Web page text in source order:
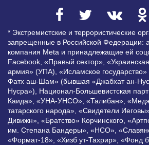
* Экстремистские и террористические
запрещенные в Российской Федерации:
компания Meta и принадлежащие ей
Facebook, «Правый сектор»,
армия» (УПА), «Исламское
Фатх аш-Шам» (бывшая «Джабхат ан-
Нусра»), Национал-Большевистская
Каида», «УНА-УНСО», «Талибан»,
татарского народа», «Свидетели
Дивижн», «Братство» Корчинского,
им. Степана Бандеры», «НСО»,
«Формат-18», «Хизб ут-Тахрир», «Фонд